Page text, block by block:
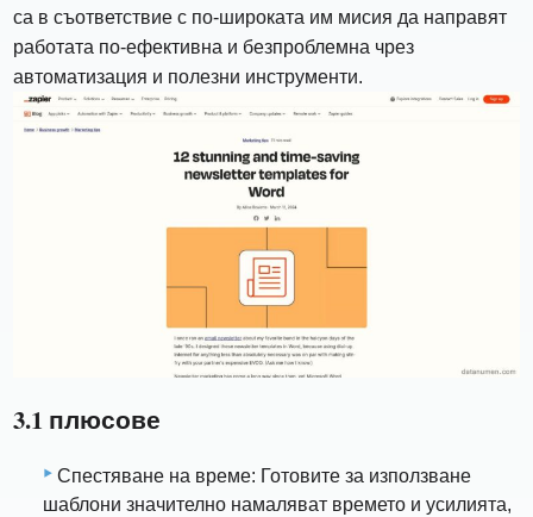
са в съответствие с по-широката им мисия да направят
работата по-ефективна и безпроблемна чрез
автоматизация и полезни инструменти.
3.1 плюсове
Спестяване на време: Готовите за използване
шаблони значително намаляват времето и усилията,